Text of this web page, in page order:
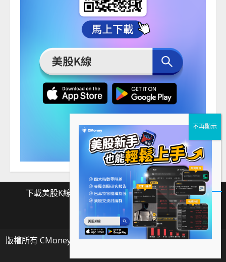
下載美股K線 Facebook Instagram Twitter
載
美
股
Facebook
Instagram
Twitter
版權所有 CMoney 全曜財經資訊股份有限公司|MoreNews